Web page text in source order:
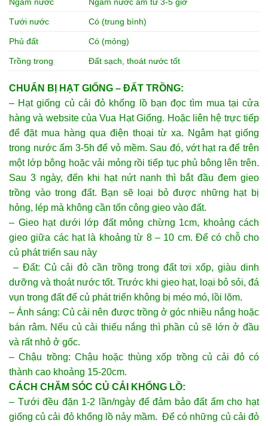
Tưới nước Có (trung bình)
Phủ đất Có (mỏng)
Trồng trong Đất sạch, thoát nước tốt
CHUẨN BỊ HẠT GIỐNG – ĐẤT TRỒNG:
– Hạt giống củ cải đỏ khổng lồ bạn đọc tìm mua tại cửa
hàng và website của Vua Hạt Giống. Hoặc liên hệ trực tiếp
để đặt mua hàng qua điện thoại từ xa. Ngâm hạt giống
trong nước ấm 3-5h để vỏ mềm. Sau đó, vớt hạt ra để trên
một lớp bông hoặc vải mỏng rồi tiếp tục phủ bông lên trên.
Sau 3 ngày, đến khi hạt nứt nanh thì bắt đầu đem gieo
trồng vào trong đất. Bạn sẽ loại bỏ được những hạt bị
hỏng, lép mà không cần tốn công gieo vào đất.
– Gieo hạt dưới lớp đất mỏng chừng 1cm, khoảng cách
gieo giữa các hạt là khoảng từ 8 – 10 cm. Để có chỗ cho
củ phát triển sau này
– Đất: Củ cải đỏ cần trồng trong đất tơi xốp, giàu dinh
dưỡng và thoát nước tốt. Trước khi gieo hạt, loại bỏ sỏi, đá
vụn trong đất để củ phát triển không bị méo mó, lồi lõm.
– Ánh sáng: Củ cải nên được trồng ở góc nhiều nắng hoặc
bán râm. Nếu củ cải thiếu nắng thì phần củ sẽ lớn ở đầu
và rất nhỏ ở gốc.
– Chậu trồng: Chậu hoặc thùng xốp trồng củ cải đỏ có
thành cao khoảng 15-20cm.
CÁCH CHĂM SÓC CỦ CẢI KHỔNG LỒ:
– Tưới đều đặn 1-2 lần/ngày để đảm bảo đất ẩm cho hạt
giống củ cải đỏ khổng lồ nảy mầm. Để có những củ cải đỏ